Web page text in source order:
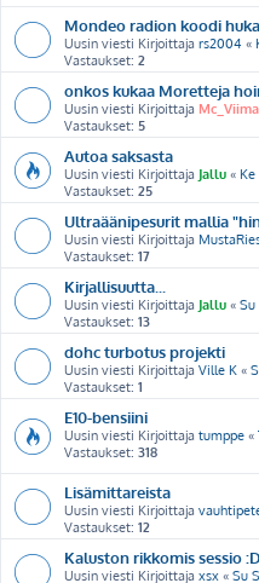
Mondeo radion koodi
Uusin viesti Kirjoittaja rs2004 «
Vastaukset: 2
onkos kukaa Moretteja
Uusin viesti Kirjoittaja Mc_Viima
Vastaukset: 5
Autoa saksasta
Uusin viesti Kirjoittaja Jallu « Ke
Vastaukset: 25
Ultraäänipesurit mallia
Uusin viesti Kirjoittaja
Vastaukset: 17
Kirjallisuutta...
Uusin viesti Kirjoittaja Jallu « Su
Vastaukset: 13
dohc turbotus projekti
Uusin viesti Kirjoittaja Ville K «
Vastaukset: 1
E10-bensiini
Uusin viesti Kirjoittaja tumppe «
Vastaukset: 318
Lisämittareista
Uusin viesti Kirjoittaja
Vastaukset: 12
Kaluston rikkomis sessio :D
Uusin viesti Kirjoittaja xsx « Su